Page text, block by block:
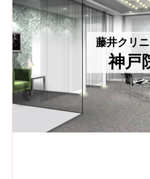
藤井クリ
神戸